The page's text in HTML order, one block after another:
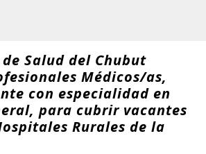
Salud del Chubut
Médicos/as,
con especialidad en
para cubrir vacantes
Rurales de la